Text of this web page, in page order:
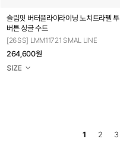
슬림핏 버터플라이라이닝 노치트라펠 투
버튼 싱글 수트
[26SS] LMM11721 SMAL LINE
264,600원
1 2 3